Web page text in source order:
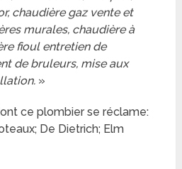
chaudière gaz vente et
murales, chaudière à
fioul entretien de
de bruleurs, mise aux
»
ce plombier se réclame:
De Dietrich; Elm